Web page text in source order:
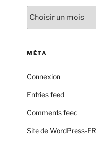
MÉTA
Connexion
Entries feed
Comments feed
Site de WordPress-FR